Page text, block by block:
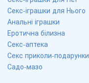
Секс-іграшки для Нього
Анальні іграшки
Еротична білизна
Секс-аптека
Секс приколи-подарунки
Садо-мазо